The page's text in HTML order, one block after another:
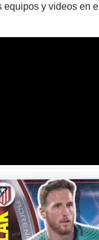
equipos y videos en el